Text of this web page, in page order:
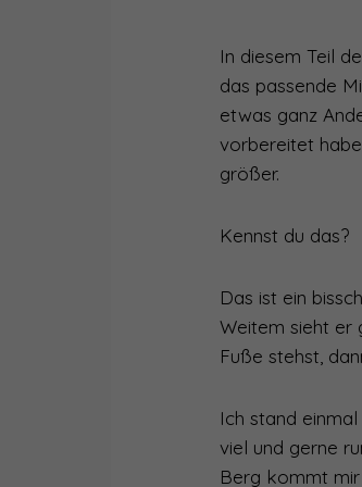
006 GUT
005
002
001 WIE
In diesem Teil
das passende
etwas ganz
vorbereitet
größer.
Kennst du das?
Das ist ein
Weitem sieht er
Fuße stehst,
Ich stand
viel und gerne
Berg kommt mir